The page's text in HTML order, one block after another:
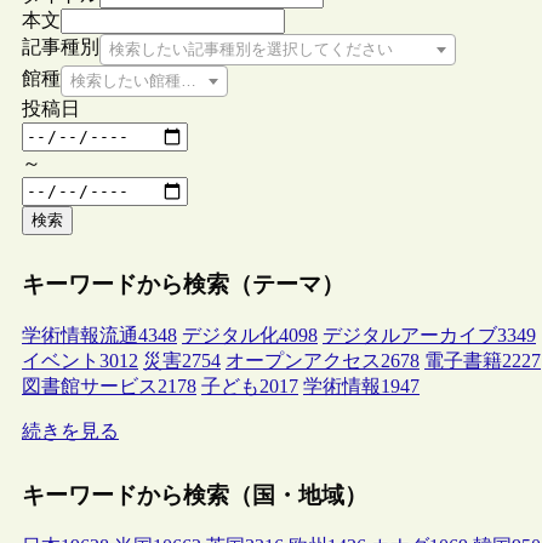
本文
記事種別
検索したい記事種別を選択してください
館種 検索したい館種を選択してください
投稿日
～
検索
キーワードから検索（テーマ）
学術情報流通4348 デジタル化4098 デジタルアーカイブ3349
イベント 3012 災害2754 オープンアクセス2678 電子書籍2227
図書館サービス2178 子ども2017 学術情報1947
続きを見る
キーワードから検索（国・地域）